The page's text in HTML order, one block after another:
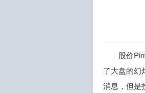
股价
了大盘的幻
消息，但是